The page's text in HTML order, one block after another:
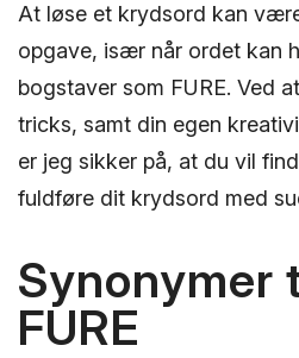
At løse et krydsord kan
opgave, især når ordet kan
bogstaver som FURE. Ved
tricks, samt din egen
er jeg sikker på, at du vil
fuldføre dit krydsord med
Synonymer
FURE